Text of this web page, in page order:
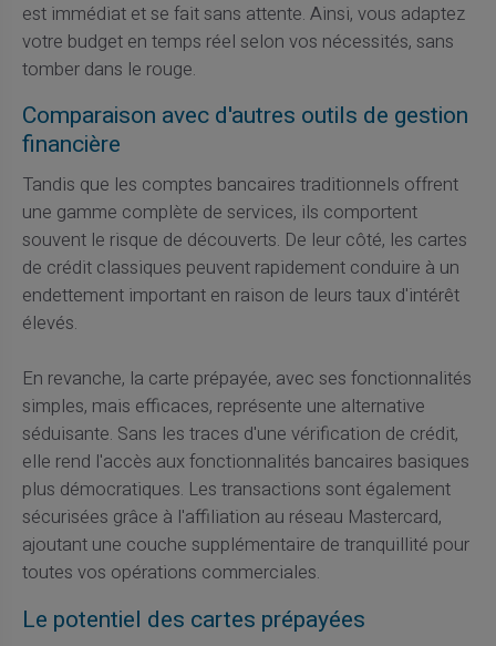
est immédiat et se fait sans attente. Ainsi, vous adaptez
votre budget en temps réel selon vos nécessités, sans
tomber dans le rouge.
Comparaison avec d'autres outils de gestion
financière
Tandis que les comptes bancaires traditionnels offrent
une gamme complète de services, ils comportent
souvent le risque de découverts. De leur côté, les cartes
de crédit classiques peuvent rapidement conduire à un
endettement important en raison de leurs taux d'intérêt
élevés.
En revanche, la carte prépayée, avec ses fonctionnalités
simples, mais efficaces, représente une alternative
séduisante. Sans les traces d'une vérification de crédit,
elle rend l'accès aux fonctionnalités bancaires basiques
plus démocratiques. Les transactions sont également
sécurisées grâce à l'affiliation au réseau Mastercard,
ajoutant une couche supplémentaire de tranquillité pour
toutes vos opérations commerciales.
Le potentiel des cartes prépayées